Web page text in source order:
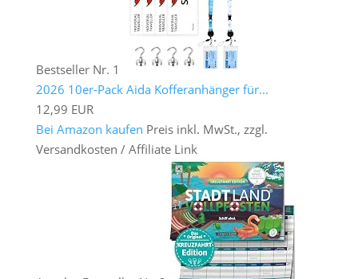
Bestseller Nr. 1
2026 10er-Pack Aida Kofferanhänger für...
12,99 EUR
Bei Amazon kaufen Preis inkl. MwSt., zzgl.
Versandkosten / Affiliate Link